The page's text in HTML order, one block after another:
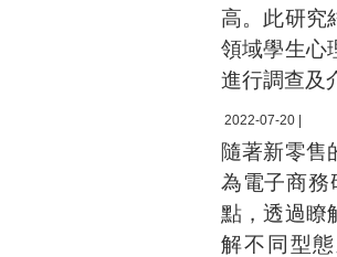
高。此研究
領域學生心
進行調查及
2022-07-20 |
隨著新零售
為電子商務
點，透過瞭
解不同型